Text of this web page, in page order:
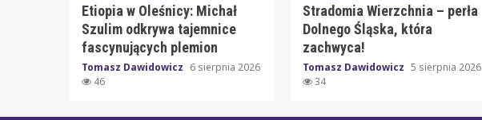
Etiopia w Oleśnicy: Michał
Szulim odkrywa tajemnice
fascynujących plemion
Tomasz Dawidowicz 6 sierpnia 2026
46
Stradomia Wierzchnia – perła
Dolnego Śląska, która
zachwyca!
Tomasz Dawidowicz 5 sierpnia 2026
34